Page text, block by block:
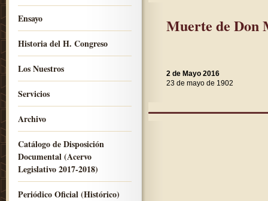
Ensayo
Historia del H. Congreso
Los Nuestros
Servicios
Archivo
Catálogo de Disposición
Documental (Acervo
Legislativo 2017-2018)
Periódico Oficial (Histórico)
Muerte de Don
2 de Mayo 2016
23 de mayo de 1902